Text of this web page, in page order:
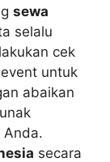
sewa
selalu
cek
untuk
abaikan
Anda.
secara